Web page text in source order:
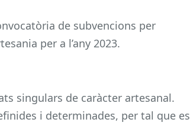
de subvencions per
per a l’any 2023.
singulars de caràcter artesanal.
i determinades, per tal que es